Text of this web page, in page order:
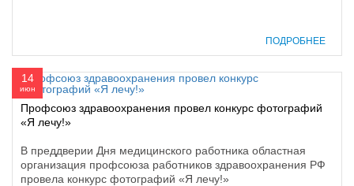
ПОДРОБНЕЕ
14
июн
Профсоюз здравоохранения провел конкурс фотографий
«Я лечу!»
В преддверии Дня медицинского работника областная
организация профсоюза работников здравоохранения РФ
провела конкурс фотографий «Я лечу!»